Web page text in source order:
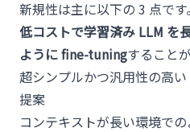
新規性は主に以下の 3 点で
低コストで学習済み LLM を
ように fine-tuningすること
超シンプルかつ汎用性の高い
提案
コンテキストが長い環境で